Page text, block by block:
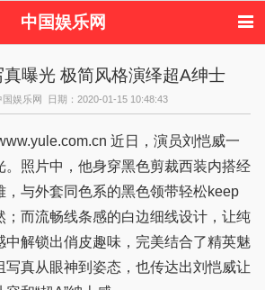
中国娱乐网
唱会 综艺节目
偶像活动
曝光 极简风格演绎超A绅士
国娱乐网 日期：2020-01-15 10:48:43
近日，演员刘恺威一
。照片中，他身穿黑色剪裁西装内搭经
，与外套同色系的黑色领带轻松keep
；而流畅线条感的白边细线设计，让纯
中解锁出俏皮趣味，完美结合了精英魅
写真从眼神到姿态，也传达出刘恺威让